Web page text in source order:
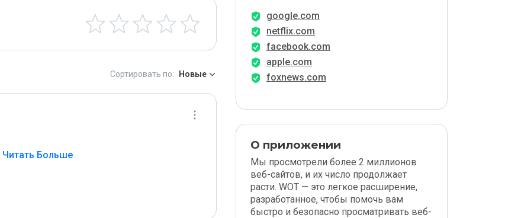
Сортировать по: Новые
Читать Больше
google.com
netflix.com
facebook.com
apple.com
foxnews.com
О приложении
Мы просмотрели более 2 миллионов
веб-сайтов, и их число продолжает
расти. WOT — это легкое расширение,
разработанное, чтобы помочь вам
быстро и безопасно просматривать веб-